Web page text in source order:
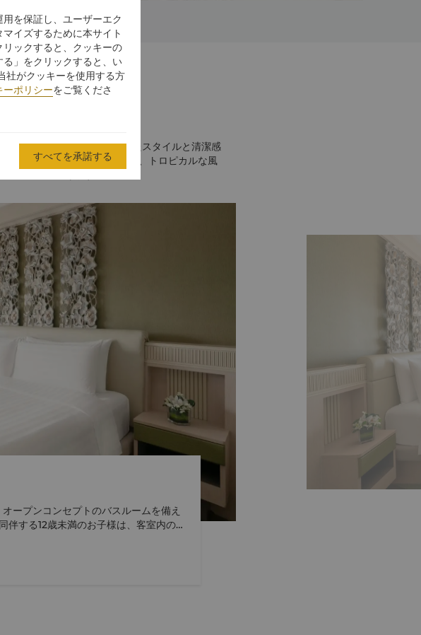
ガポールは、時代を超越したスタイルと清潔感
ています。どのお部屋からも、トロピカルな風
ープンコンセプトのバスルームを備え
する12歳未満のお子様は、客室内のベ
を保証し、ユーザーエク
イズするために本サイト
ックすると、クッキーの
」をクリックすると、い
社がクッキーを使用する方
ーポリシーをご覧くださ
すべてを承諾する